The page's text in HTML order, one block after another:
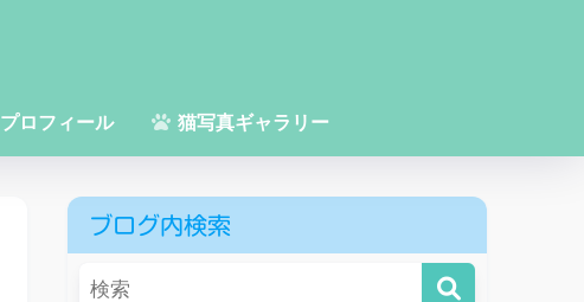
プロフィール 猫写真ギャラリー
ブログ内検索